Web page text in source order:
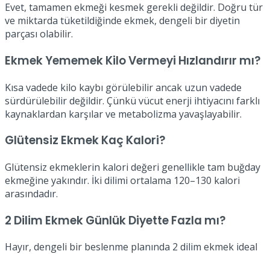
Evet, tamamen ekmeği kesmek gerekli değildir. Doğru tür
ve miktarda tüketildiğinde ekmek, dengeli bir diyetin
parçası olabilir.
Ekmek Yememek Kilo Vermeyi Hızlandırır mı?
Kısa vadede kilo kaybı görülebilir ancak uzun vadede
sürdürülebilir değildir. Çünkü vücut enerji ihtiyacını farklı
kaynaklardan karşılar ve metabolizma yavaşlayabilir.
Glütensiz Ekmek Kaç Kalori?
Glütensiz ekmeklerin kalori değeri genellikle tam buğday
ekmeğine yakındır. İki dilimi ortalama 120–130 kalori
arasındadır.
2 Dilim Ekmek Günlük Diyette Fazla mı?
Hayır, dengeli bir beslenme planında 2 dilim ekmek ideal